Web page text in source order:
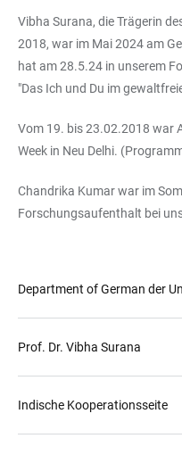
Vibha Surana, die Trägerin
2018, war im Mai 2024 am
hat am 28.5.24 in unserem
"Das Ich und Du im
Vom 19. bis 23.02.2018 war
Week in Neu Delhi.
Chandrika Kumar war im
Forschungsaufenthalt bei
Department of German der
Prof. Dr. Vibha Surana
Indische Kooperationsseite